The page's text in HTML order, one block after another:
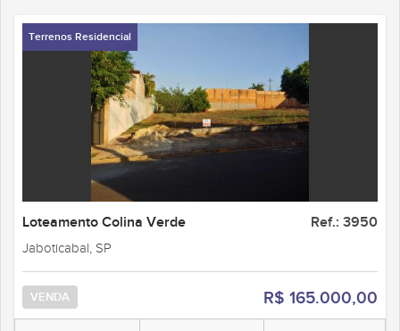
Terrenos Residencial
Loteamento Colina Verde Ref.: 3950
Jaboticabal, SP
VENDA R$ 165.000,00